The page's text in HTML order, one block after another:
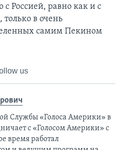
с Россией, равно как и с
в очень
самим Пекином
us
Службы «Голоса Америки» в
с «Голосом Америки» с
время работал